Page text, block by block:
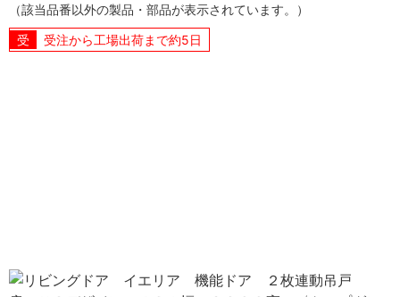
（該当品番以外の製品・部品が表示されています。）
受注から工場出荷まで約5日